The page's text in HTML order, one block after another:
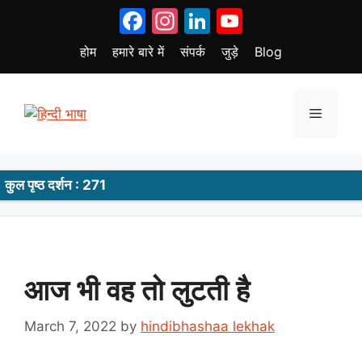
Facebook
Instagram
LinkedIn
होम हमारे बारे में संपर्क जुड़े Blog
Menu
कुल पृष्ठ दर्शन : 271
आज भी वह तो लुटती है
March 7, 2022 by hindibhashaa lekhak